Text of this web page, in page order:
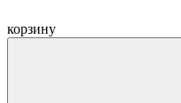
корзину